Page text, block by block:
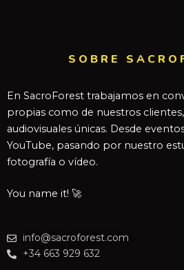
SOBRE
En SacroForest trabajamos en
propias como de nuestros
audiovisuales únicas. Desde
YouTube, pasando por nuestro
fotografía o vídeo.
You name it! 🚀
info@sacroforest.com
+34 663 929 632